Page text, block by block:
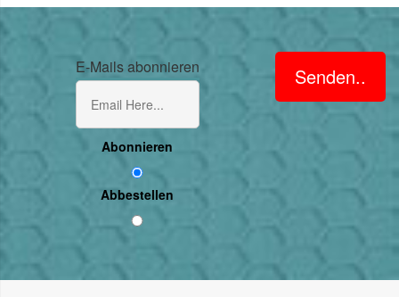
E-Mails abonnieren
Abonnieren
Abbestellen
Senden..